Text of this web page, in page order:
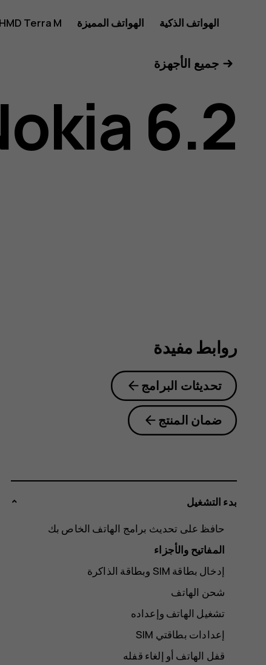
دليل
مستخدم
هاتف
الهواتف الذكية الهواتف المميزة HMD Terra M
جميع الأجهزة
6.2
روابط مفيدة
تحديثات البرامج
ضمان المنتج
بدء التشغيل
حافظ على تحديث برامج الهاتف الخاص بك
المفاتيح والأجزاء
شحن الهاتف
تشغيل الهاتف وإعداده
إعدادات بطاقتي SIM
قفل الهاتف أو إلغاء قفله